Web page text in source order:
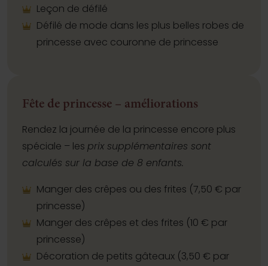
Leçon de défilé
Défilé de mode dans les plus belles robes de
princesse avec couronne de princesse
Fête de princesse – améliorations
Rendez la journée de la princesse encore plus
spéciale – lesprix supplémentaires sont
calculés sur la base de 8 enfants.
Manger des crêpes ou des frites (7,50 € par
princesse)
Manger des crêpes et des frites (10 € par
princesse)
Décoration de petits gâteaux (3,50 € par